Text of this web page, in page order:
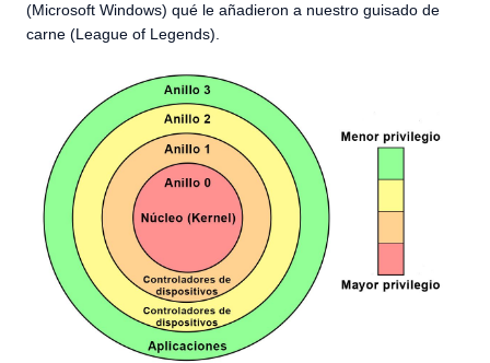
(Microsoft Windows) qué le añadieron a nuestro guisado de
carne (League of Legends).